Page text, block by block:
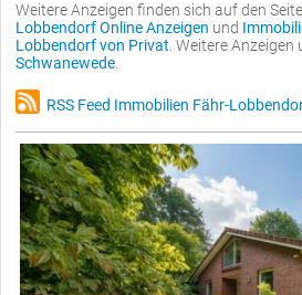
Weitere Anzeigen finden sich auf den
Lobbendorf Online Anzeigen und
Lobbendorf von Privat . Weitere Anzeigen
Schwanewede
RSS Feed Immobilien Fähr-